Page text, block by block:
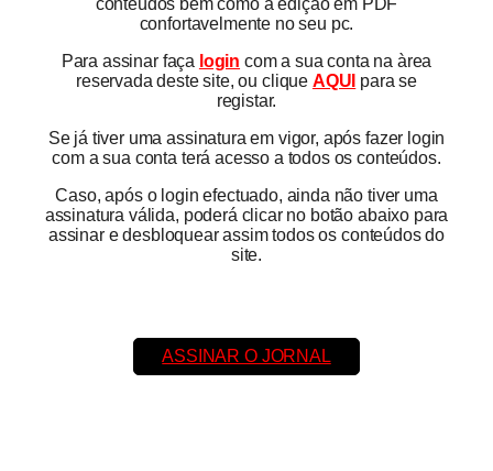
conteúdos bem como a edição em PDF
confortavelmente no seu pc.
Para assinar faça login com a sua conta na àrea
reservada deste site, ou clique AQUI para se
registar.
Se já tiver uma assinatura em vigor, após fazer login
com a sua conta terá acesso a todos os conteúdos.
Caso, após o login efectuado, ainda não tiver uma
assinatura válida, poderá clicar no botão abaixo para
assinar e desbloquear assim todos os conteúdos do
site.
ASSINAR O JORNAL